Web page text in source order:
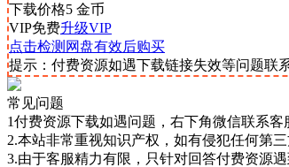
下载价格5 金币
VIP免费升级VIP
点击检测网盘有效后购买
提示：付费资源如遇下载链接失效等问题联
常见问题
1付费资源下载如遇问题，右下角微信联系客
2.本站非常重视知识产权，如有侵犯任何第
3.由于客服精力有限，只针对回答付费资源